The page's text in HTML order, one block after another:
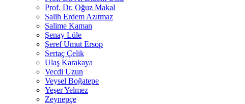
Prof. Dr. Oğuz Makal
Salih Erdem Azıtmaz
Salime Kaman
Şenay Lüle
Şeref Umut Ersop
Sertaç Çelik
Ulaş Karakaya
Vecdi Uzun
Veysel Boğatepe
Yeşer Yelmez
Zeynepçe